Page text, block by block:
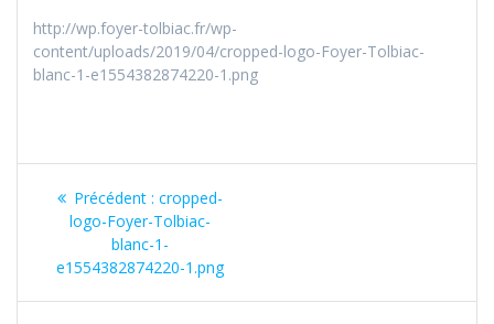
http://wp.foyer-tolbiac.fr/wp-
content/uploads/2019/04/cropped-logo-Foyer-Tolbiac-
blanc-1-e1554382874220-1.png
Précédent : cropped-
logo-Foyer-Tolbiac-
blanc-1-
e1554382874220-1.png